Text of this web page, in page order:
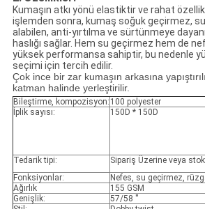
Kumaşın atkı yönü elastiktir ve rahat
işlemden sonra, kumaş soğuk geçirmez,
alabilen, anti-yırtılma ve sürtünmeye
haslığı sağlar. Hem su geçirmez hem de
yüksek performansa sahiptir, bu nedenle
seçimi için tercih edilir.
Çok ince bir zar kumaşın arkasına
katman halinde yerleştirilir.
Bileştirme, kompozisyon: 100 polyester
İplik sayısı:
150D * 150D
Tedarik tipi:
Sipariş Üzerine veya
Fonksiyonlar:
Nefes, su geçirmez,
Ağırlık
155 GSM
Genişlik:
57/58 ''